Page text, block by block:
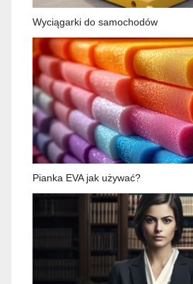
Wyciągarki do samochodów
Pianka EVA jak używać?